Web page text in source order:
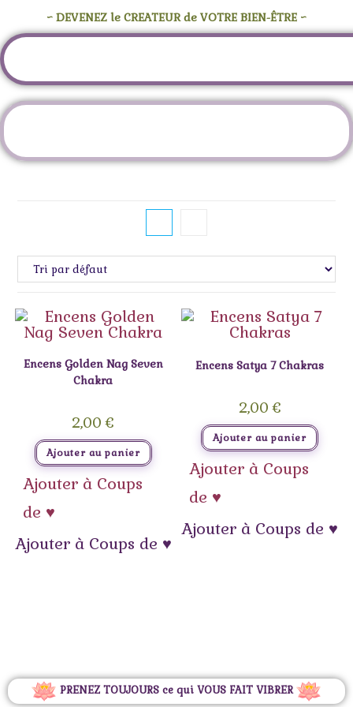
~ DEVENEZ le CREATEUR de VOTRE BIEN-ÊTRE ~
Encens Golden Nag Seven
Chakra
2,00€
Ajouter au panier
Ajouter à Coups
de ♥
Ajouter à Coups de ♥
Encens Satya 7 Chakras
2,00€
Ajouter au panier
Ajouter à Coups
de ♥
Ajouter à Coups de ♥
PRENEZ TOUJOURS ce qui VOUS FAIT VIBRER